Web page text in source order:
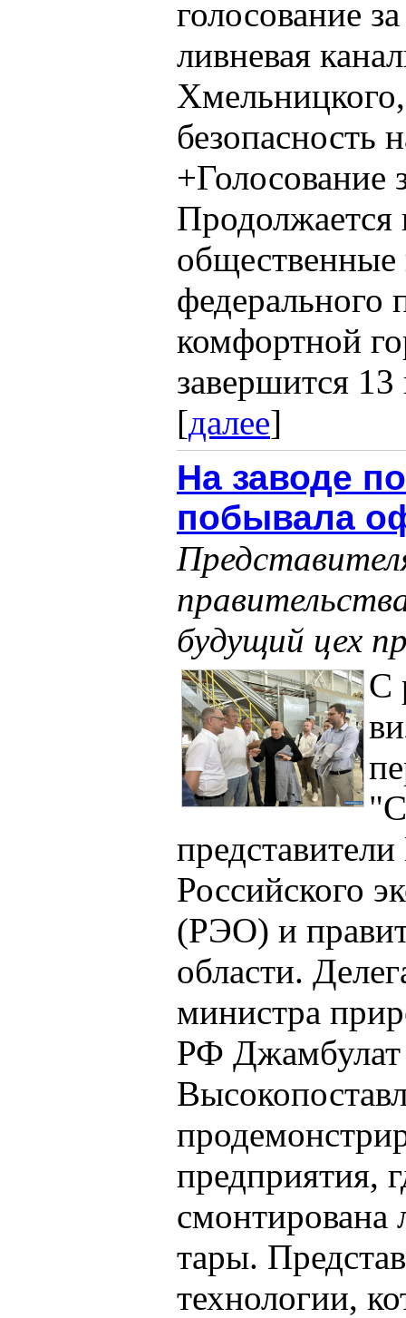
голосование
ливневая
безопасность
+Голосование
Продолжается
общественные
федерального
комфортной
завершится
[далее]
На заводе
побывала
будущий цех
С
Российского
(РЭО) и
области.
министра
РФ Джамбулат
предприятия,
смонтирована
тары.
технологии,